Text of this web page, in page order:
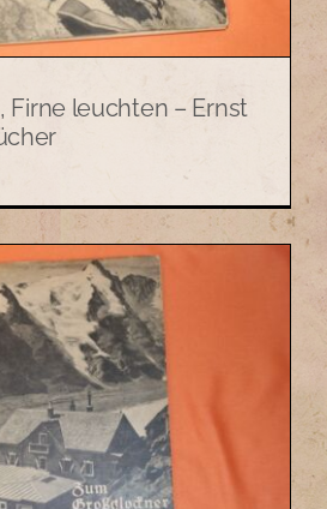
Shop
Firne leuchten – Ernst